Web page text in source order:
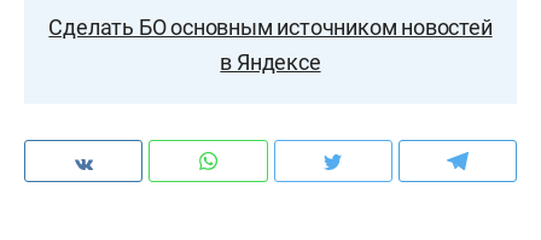
Сделать БО основным источником новостей
в Яндексе